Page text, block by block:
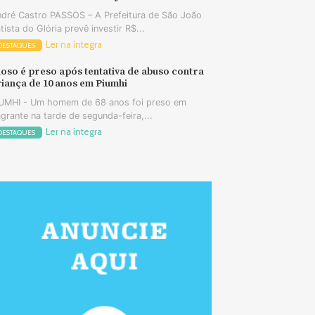
Castro PASSOS – A Prefeitura de São João
do Glória prevê investir R$...
Ler na íntegra
é preso após tentativa de abuso contra
de 10 anos em Piumhi
- Um homem de 68 anos foi preso em
na tarde de segunda-feira,...
Ler na íntegra